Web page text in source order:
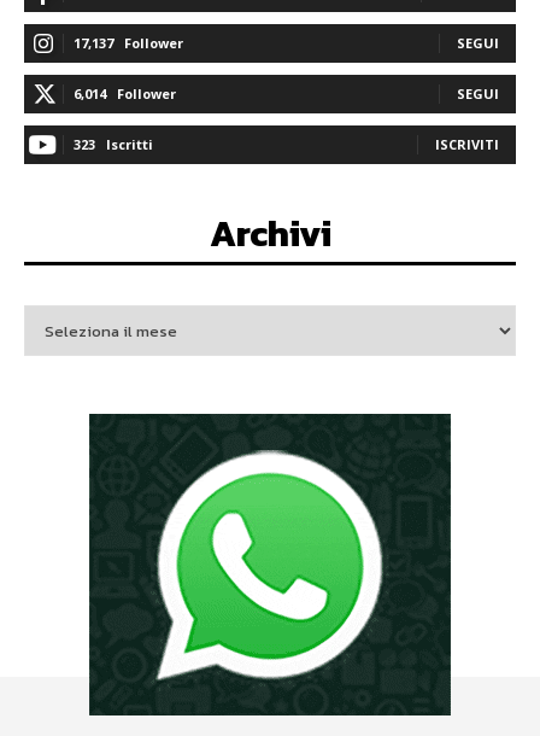
17,137 Follower SEGUI
6,014 Follower SEGUI
323 Iscritti ISCRIVITI
Archivi